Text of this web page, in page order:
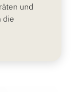
und
die